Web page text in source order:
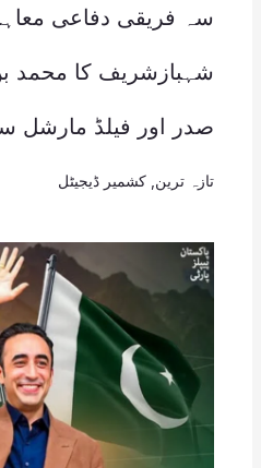
سہ فریقی دفاعی
شہبازشریف کا محمد
صدر اور فیلڈ مارشل
تازہ ترین کشمیر ڈیجیٹل